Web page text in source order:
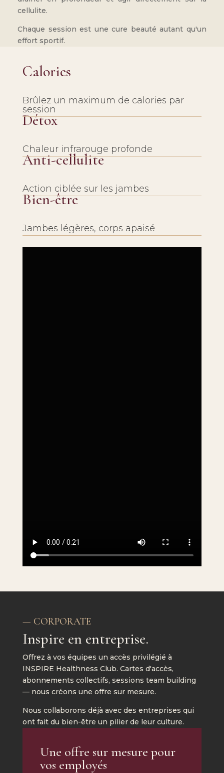
cellulite.
Chaque session est une cure beauté autant qu'un
effort sportif.
Calories
Brûlez un maximum de calories par
session
Détox
Chaleur infrarouge profonde
Anti-cellulite
Action ciblée sur les jambes
Bien-être
Jambes légères, corps apaisé
— CORPORATE
Inspire en entreprise.
Offrez à vos équipes un accès privilégié à
INSPIRE Healthness Club. Cartes d'accès,
abonnements collectifs, sessions team building
— nous créons une offre sur mesure.
Nous collaborons déjà avec des entreprises qui
ont fait du bien-être un pilier de leur culture.
Une offre sur mesure pour
vos employés